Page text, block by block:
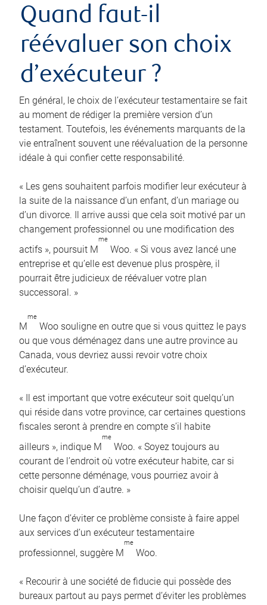
Quand faut-il
réévaluer son choix
d’exécuteur ?
En général, le choix de l’exécuteur testamentaire se fait
au moment de rédiger la première version d’un
testament. Toutefois, les événements marquants de la
vie entraînent souvent une réévaluation de la personne
idéale à qui confier cette responsabilité.
« Les gens souhaitent parfois modifier leur exécuteur à
la suite de la naissance d’un enfant, d’un mariage ou
d’un divorce. Il arrive aussi que cela soit motivé par un
changement professionnel ou une modification des
actifs », poursuit M
me
Woo. « Si vous avez lancé une
entreprise et qu’elle est devenue plus prospère, il
pourrait être judicieux de réévaluer votre plan
successoral. »
M
me
Woo souligne en outre que si vous quittez le pays
ou que vous déménagez dans une autre province au
Canada, vous devriez aussi revoir votre choix
d’exécuteur.
« Il est important que votre exécuteur soit quelqu’un
qui réside dans votre province, car certaines questions
fiscales seront à prendre en compte s’il habite
ailleurs », indique M
me
Woo. « Soyez toujours au
courant de l’endroit où votre exécuteur habite, car si
cette personne déménage, vous pourriez avoir à
choisir quelqu’un d’autre. »
Une façon d’éviter ce problème consiste à faire appel
aux services d’un exécuteur testamentaire
professionnel, suggère M
me
Woo.
« Recourir à une société de fiducie qui possède des
bureaux partout au pays permet d’éviter les problèmes